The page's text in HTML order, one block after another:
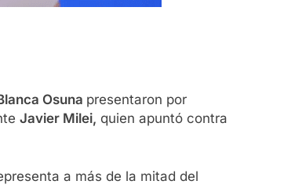
Osuna presentaron por
Javier Milei, quien apuntó contra
a más de la mitad del